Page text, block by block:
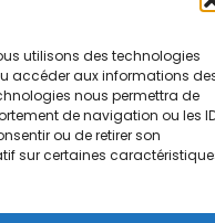
utilisons des technologies
accéder aux informations
nous permettra de
de navigation ou les
ou de retirer son
sur certaines